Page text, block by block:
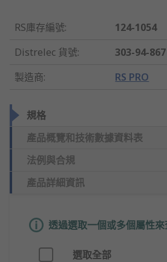
RS庫存編號:
124-1054
Distrelec 貨號:
303-94-867
製造商: RS PRO
規格
產品概覽和技術數據資料表
法例與合規
產品詳細資訊
透過選取一個或多個屬性來
選取全部